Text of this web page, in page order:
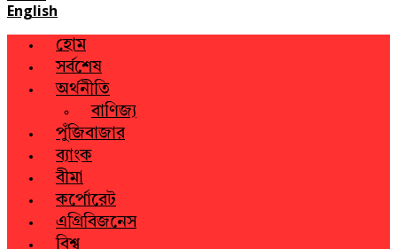
English
হোম
সর্বশেষ
অর্থনীতি
বাণিজ্য
পুঁজিবাজার
ব্যাংক
বীমা
কর্পোরেট
এগ্রিবিজনেস
বিশ্ব